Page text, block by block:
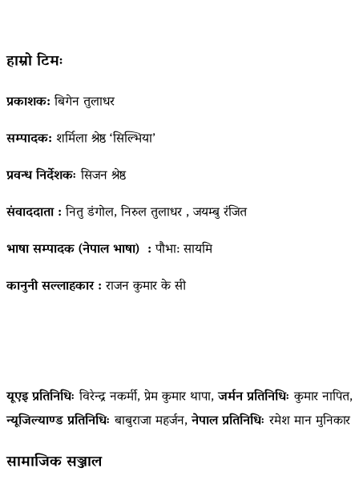
हाम्रो टिमः
प्रकाशक:बिगेन तुलाधर
सम्पादक: शर्मिला श्रेष्ठ ‘सिल्भिया’
प्रवन्ध निर्देशकःसिजन श्रेष्ठ
संवाददाता :नितु डंगोल, निरुल तुलाधर , जयम्बु रंजित
भाषा सम्पादक (नेपाल भाषा) :पौभा: सायमि
कानुनी सल्लाहकार :राजन कुमार के सी
यूएइ प्रतिनिधिः विरेन्द्र नकर्मी, प्रेम कुमार थापा,जर्मन प्रतिनिधिः कुमार नापित,
न्यूजिल्याण्ड प्रतिनिधिः बाबुराजा महर्जन,नेपाल प्रतिनिधिः रमेश मान मुनिकार
सामाजिक सञ्जाल